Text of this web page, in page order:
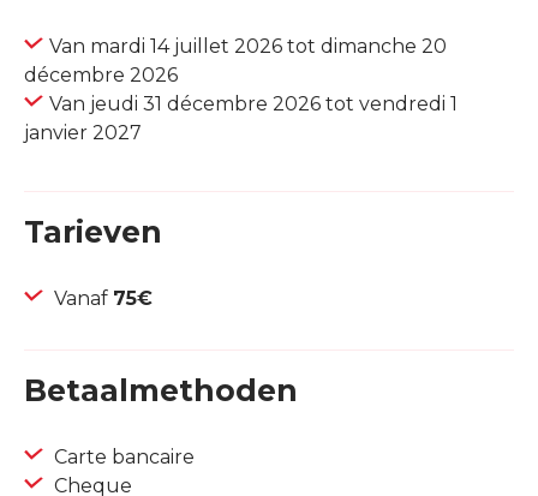
Van mardi 14 juillet 2026 tot dimanche 20
décembre 2026
Van jeudi 31 décembre 2026 tot vendredi 1
janvier 2027
Tarieven
Vanaf 75€
Betaalmethoden
Carte bancaire
Cheque